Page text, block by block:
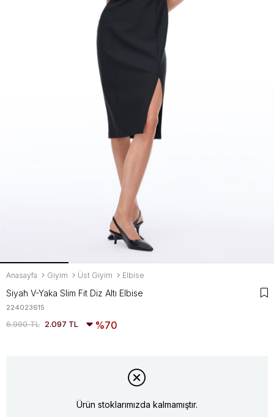
Anasayfa Giyim Üst Giyim Elbise
Siyah V-Yaka Slim Fit Diz Altı Elbise
224023615
6.990 TL 2.097 TL 70
Ürün stoklarımızda kalmamıştır.